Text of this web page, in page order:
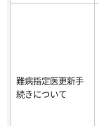
難病指定医更新手
続きについて